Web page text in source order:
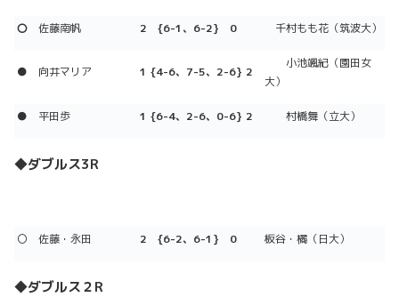
〇 佐藤南帆 2 {6-1、6-2} 0 千村もも花（筑波大）
● 向井マリア 1 {4-6、7-5、2-6} 2
小池颯紀（園田女
大）
● 平田歩 1 {6-4、2-6、0-6} 2 村橋舞（立大）
◆ダブルス3R
〇 佐藤・永田 2 {6-2、6-1} 0 板谷・橘（日大）
◆ダブルス２R